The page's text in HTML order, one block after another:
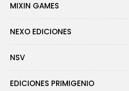
MIXIN GAMES
NEXO EDICIONES
NSV
EDICIONES PRIMIGENIO